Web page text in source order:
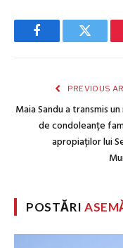
FacebookTwitter
PREVIOUS
Maia Sandu a transmis
de condoleanțe
apropiaților lui
POSTĂRI